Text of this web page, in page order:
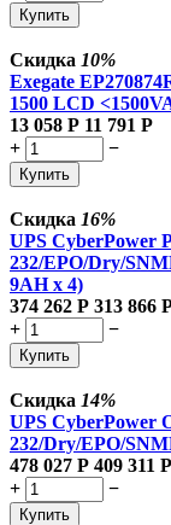
Купить
Скидка 10%
Exegate
1500 LCD
13 058 Р 11 791 Р
+
−
Купить
Скидка 16%
UPS CyberPower
232/EPO/Dry/
9AH х 4)
374 262 Р 313 866
+
−
Купить
Скидка 14%
UPS CyberPower
232/Dry/EPO/
478 027 Р 409 311 Р
+
−
Купить